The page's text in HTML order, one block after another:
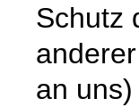
Schutz
an